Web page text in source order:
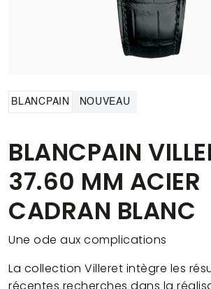
BLANCPAIN NOUVEAU
BLANCPAIN
37.60 MM ACIER
CADRAN BLANC
Une ode aux complications
La collection Villeret intègre les